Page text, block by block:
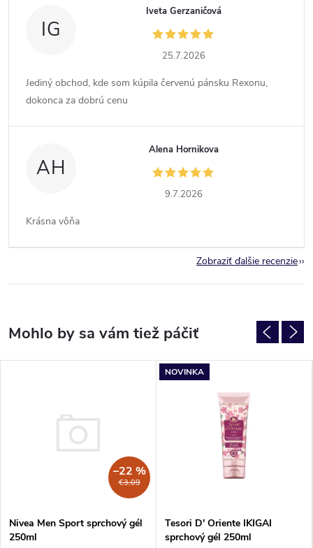
€3,09
–22 %
Nivea Men Sport sprchový gél
250ml
NOVINKA
Tesori D' Oriente IKIGAI
sprchový gél 250ml
IG
Iveta Gerzaničová
25.7.2026
Jediný obchod, kde som kúpila červenú pánsku Rexonu,
dokonca za dobrú cenu
AH
Alena Hornikova
9.7.2026
Krásna vôňa
Zobraziť ďalšie recenzie